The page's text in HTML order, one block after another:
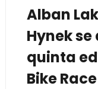
Alban
Hynek
quinta
Bike Race